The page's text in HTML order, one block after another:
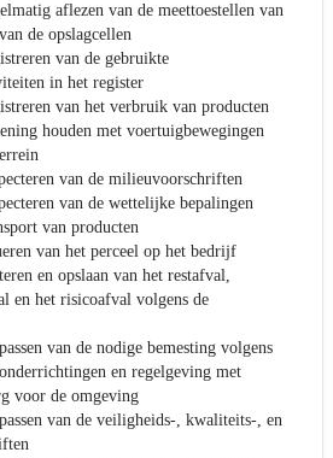
aflezen van de meettoestellen van
de opslagcellen
van de gebruikte
in het register
van het verbruik van producten
houden met voertuigbewegingen
van de milieuvoorschriften
van de wettelijke bepalingen
van producten
van het perceel op het bedrijf
en opslaan van het restafval,
en het risicoafval volgens de
van de nodige bemesting volgens
en regelgeving met
voor de omgeving
van de veiligheids-, kwaliteits-, en